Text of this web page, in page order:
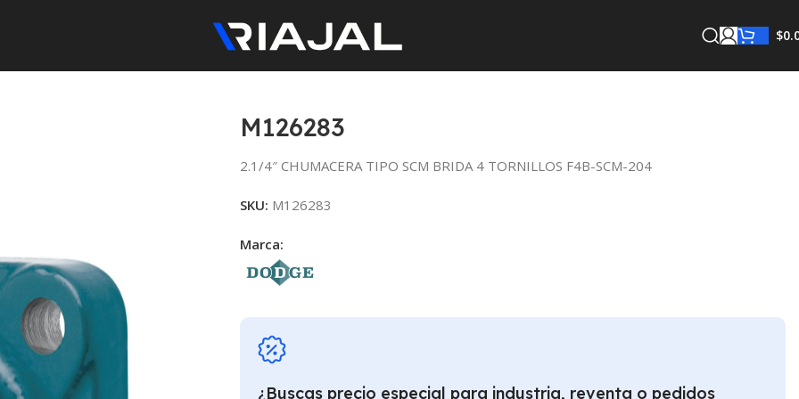
$
M126283
2.1/4″ CHUMACERA TIPO SCM BRIDA 4 TORNILLOS F4B-SCM-204
SKU: M126283
Marca:
¿Buscas precio especial para industria, reventa o pedidos